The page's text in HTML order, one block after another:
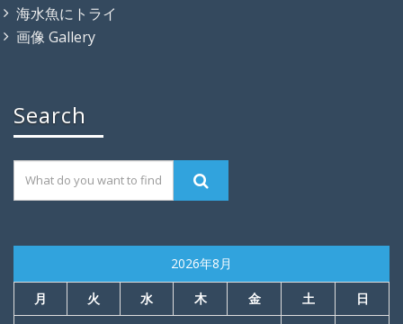
海水魚にトライ
画像 Gallery
Search
2026年8月
月 火 水 木 金 土
日